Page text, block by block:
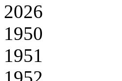
2026
1950
1951